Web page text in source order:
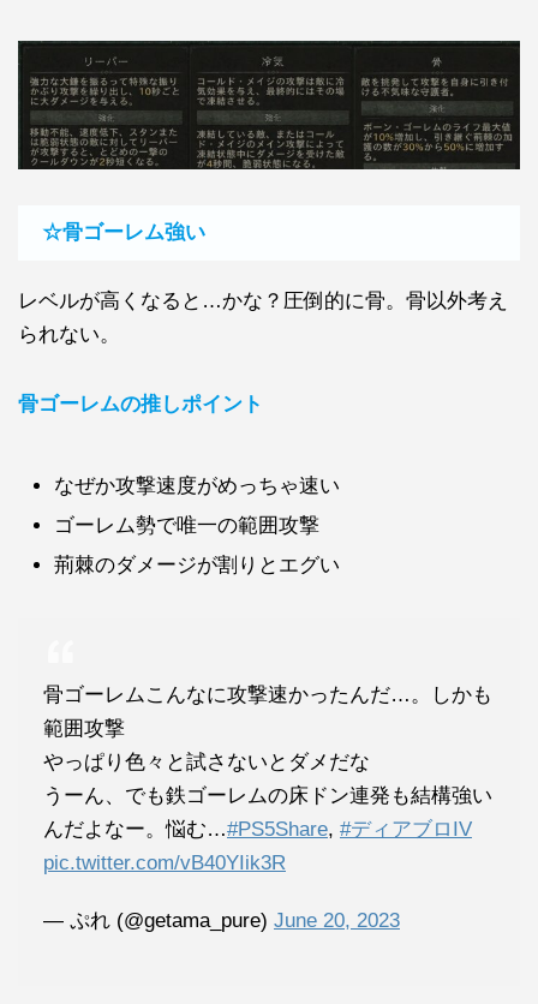
☆骨ゴーレム強い
レベルが高くなると…かな？圧倒的に骨。骨以外考え
られない。
骨ゴーレムの推しポイント
なぜか攻撃速度がめっちゃ速い
ゴーレム勢で唯一の範囲攻撃
荊棘のダメージが割りとエグい
骨ゴーレムこんなに攻撃速かったんだ…。しかも
範囲攻撃
やっぱり色々と試さないとダメだな
うーん、でも鉄ゴーレムの床ドン連発も結構強い
んだよなー。悩む…#PS5Share, #ディアブロIV
pic.twitter.com/vB40YIik3R
— ぷれ (@getama_pure) June 20, 2023